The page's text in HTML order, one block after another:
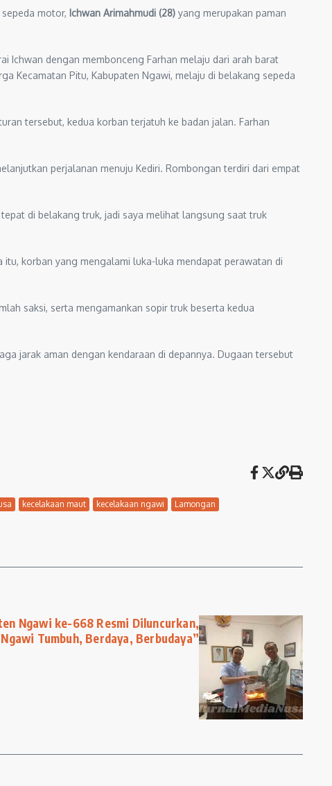
motor, Ichwan Arimahmudi (28) yang merupakan paman
Ichwan dengan membonceng Farhan melaju dari arah barat
Kecamatan Pitu, Kabupaten Ngawi, melaju di belakang sepeda
tersebut, kedua korban terjatuh ke badan jalan. Farhan
perjalanan menuju Kediri. Rombongan terdiri dari empat
di belakang truk, jadi saya melihat langsung saat truk
korban yang mengalami luka-luka mendapat perawatan di
saksi, serta mengamankan sopir truk beserta kedua
jarak aman dengan kendaraan di depannya. Dugaan tersebut
kecelakaan maut kecelakaan ngawi
Lamongan
Ngawi ke-668 Resmi Diluncurkan,
Tumbuh, Berdaya, Berbudaya”